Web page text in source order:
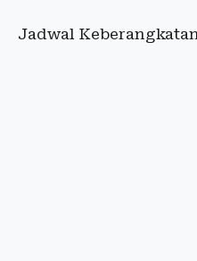
Jadwal